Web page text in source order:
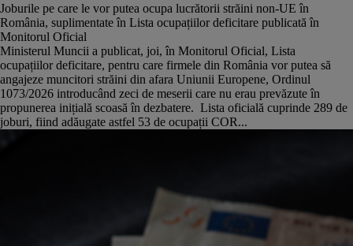
Joburile pe care le vor putea ocupa lucrătorii străini non-UE în
România, suplimentate în Lista ocupațiilor deficitare publicată în
Monitorul Oficial
Ministerul Muncii a publicat, joi, în Monitorul Oficial, Lista
ocupațiilor deficitare, pentru care firmele din România vor putea să
angajeze muncitori străini din afara Uniunii Europene, Ordinul
1073/2026 introducând zeci de meserii care nu erau prevăzute în
propunerea inițială scoasă în dezbatere. Lista oficială cuprinde 289 de
joburi, fiind adăugate astfel 53 de ocupații COR...